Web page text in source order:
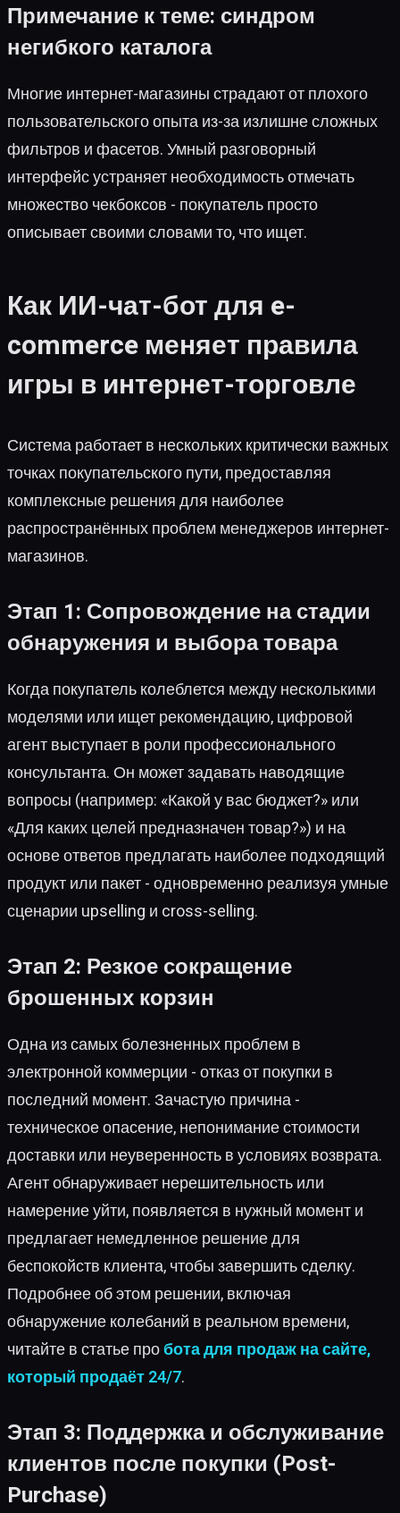
Примечание к теме: синдром
негибкого каталога
Многие интернет-магазины страдают от плохого
пользовательского опыта из-за излишне сложных
фильтров и фасетов. Умный разговорный
интерфейс устраняет необходимость отмечать
множество чекбоксов - покупатель просто
описывает своими словами то, что ищет.
Как ИИ-чат-бот для e-
commerce меняет правила
игры в интернет-торговле
Система работает в нескольких критически важных
точках покупательского пути, предоставляя
комплексные решения для наиболее
распространённых проблем менеджеров интернет-
магазинов.
Этап 1: Сопровождение на стадии
обнаружения и выбора товара
Когда покупатель колеблется между несколькими
моделями или ищет рекомендацию, цифровой
агент выступает в роли профессионального
консультанта. Он может задавать наводящие
вопросы (например: «Какой у вас бюджет?» или
«Для каких целей предназначен товар?») и на
основе ответов предлагать наиболее подходящий
продукт или пакет - одновременно реализуя умные
сценарии upselling и cross-selling.
Этап 2: Резкое сокращение
брошенных корзин
Одна из самых болезненных проблем в
электронной коммерции - отказ от покупки в
последний момент. Зачастую причина -
техническое опасение, непонимание стоимости
доставки или неуверенность в условиях возврата.
Агент обнаруживает нерешительность или
намерение уйти, появляется в нужный момент и
предлагает немедленное решение для
беспокойств клиента, чтобы завершить сделку.
Подробнее об этом решении, включая
обнаружение колебаний в реальном времени,
читайте в статье пробота для продаж на сайте,
который продаёт 24/7.
Этап 3: Поддержка и обслуживание
клиентов после покупки (Post-
Purchase)